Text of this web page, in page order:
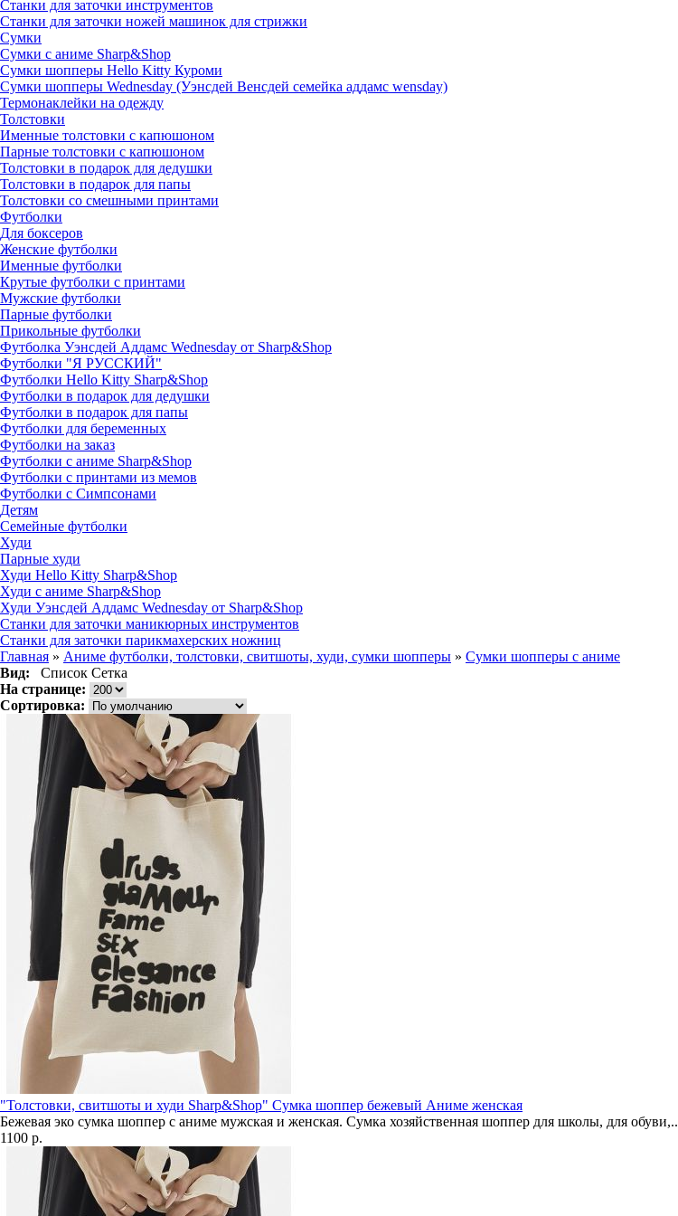
Станки для заточки инструментов
Станки для заточки ножей машинок для стрижки
Сумки
Сумки с аниме Sharp&Shop
Сумки шопперы Hello Kitty Куроми
Сумки шопперы Wednesday (Уэнсдей Венсдей семейка аддамс wensday)
Термонаклейки на одежду
Толстовки
Именные толстовки с капюшоном
Парные толстовки с капюшоном
Толстовки в подарок для дедушки
Толстовки в подарок для папы
Толстовки со смешными принтами
Футболки
Для боксеров
Женские футболки
Именные футболки
Крутые футболки с принтами
Мужские футболки
Парные футболки
Прикольные футболки
Футболка Уэнсдей Аддамс Wednesday от Sharp&Shop
Футболки "Я РУССКИЙ"
Футболки Hello Kitty Sharp&Shop
Футболки в подарок для дедушки
Футболки в подарок для папы
Футболки для беременных
Футболки на заказ
Футболки с аниме Sharp&Shop
Футболки с принтами из мемов
Футболки с Симпсонами
Детям
Семейные футболки
Худи
Парные худи
Худи Hello Kitty Sharp&Shop
Худи с аниме Sharp&Shop
Худи Уэнсдей Аддамс Wednesday от Sharp&Shop
Станки для заточки маникюрных инструментов
Станки для заточки парикмахерских ножниц
Главная » Аниме футболки, толстовки, свитшоты, худи, сумки шопперы » Сумки шопперы с аниме
Вид:
Список Сетка
На странице:
Сортировка:
"Толстовки, свитшоты и худи Sharp&Shop" Сумка шоппер бежевый Аниме женская
Бежевая эко сумка шоппер с аниме мужская и женская. Сумка хозяйственная шоппер для школы, для обуви,..
1100 р.